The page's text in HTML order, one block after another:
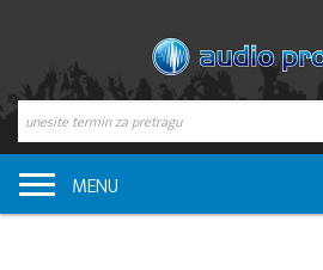
MENU